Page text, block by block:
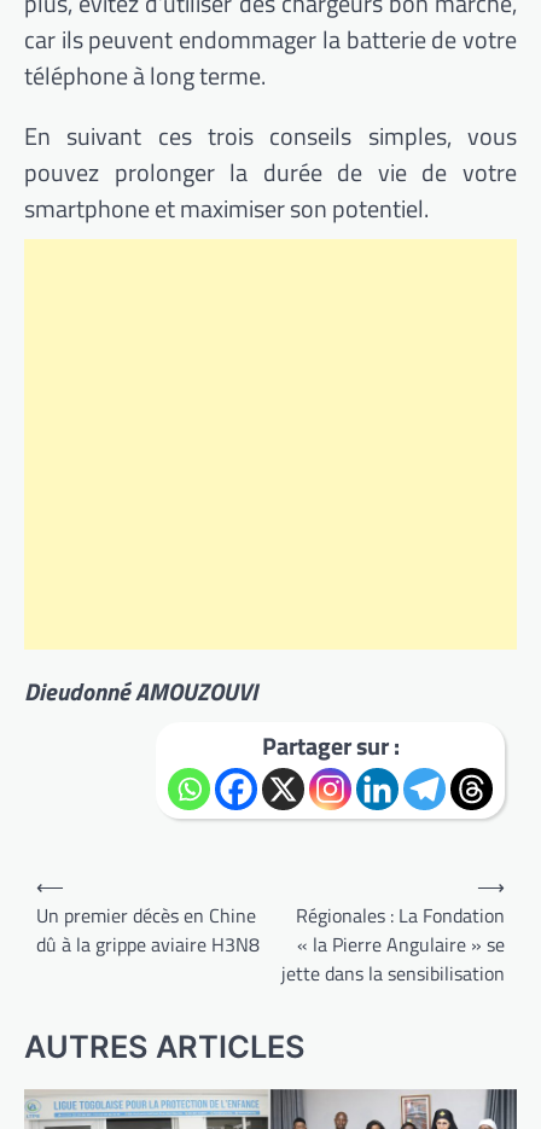
car ils peuvent endommager la batterie de votre
téléphone à long terme.
En suivant ces trois conseils simples, vous
pouvez prolonger la durée de vie de votre
smartphone et maximiser son potentiel.
Dieudonné AMOUZOUVI
Partager sur :
Navigation
de
l’article
⟵
Un premier décès en Chine
dû à la grippe aviaire H3N8
Régionales : La Fondation
« la Pierre Angulaire » se
jette dans la sensibilisation
⟶
AUTRES ARTICLES